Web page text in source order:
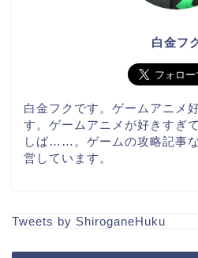
白金フ
白金フクです。ゲームアニメ
す。ゲームアニメが好きすぎ
しば……。ゲームの攻略記事
営しています。
Tweets by ShiroganeHuku